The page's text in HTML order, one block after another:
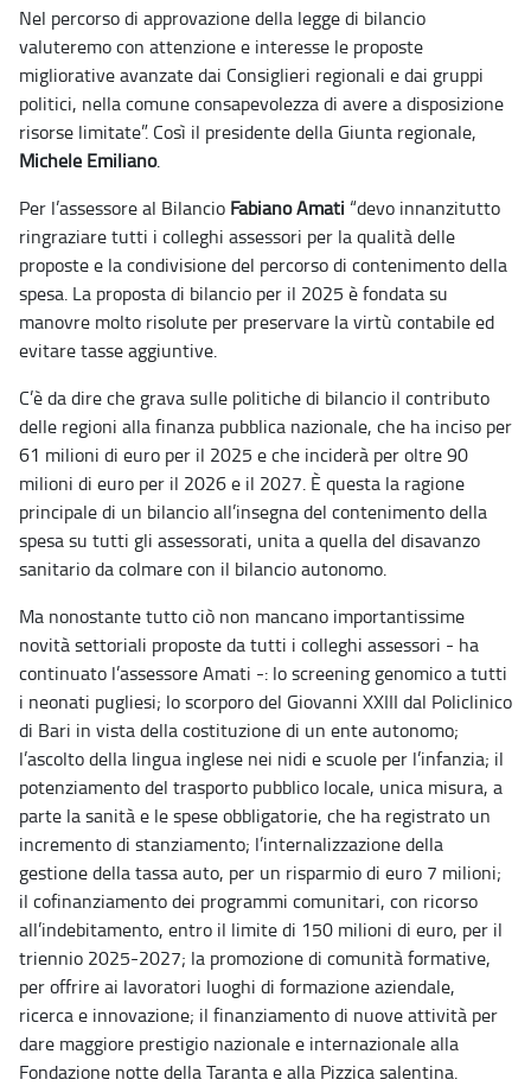
Nel percorso di approvazione della legge di bilancio
valuteremo con attenzione e interesse le proposte
migliorative avanzate dai Consiglieri regionali e dai gruppi
politici, nella comune consapevolezza di avere a disposizione
risorse limitate”. Così il presidente della Giunta regionale,
Michele Emiliano.
Per l’assessore al Bilancio Fabiano Amati “devo innanzitutto
ringraziare tutti i colleghi assessori per la qualità delle
proposte e la condivisione del percorso di contenimento della
spesa. La proposta di bilancio per il 2025 è fondata su
manovre molto risolute per preservare la virtù contabile ed
evitare tasse aggiuntive.
C’è da dire che grava sulle politiche di bilancio il contributo
delle regioni alla finanza pubblica nazionale, che ha inciso per
61 milioni di euro per il 2025 e che inciderà per oltre 90
milioni di euro per il 2026 e il 2027. È questa la ragione
principale di un bilancio all’insegna del contenimento della
spesa su tutti gli assessorati, unita a quella del disavanzo
sanitario da colmare con il bilancio autonomo.
Ma nonostante tutto ciò non mancano importantissime
novità settoriali proposte da tutti i colleghi assessori - ha
continuato l’assessore Amati -: lo screening genomico a tutti
i neonati pugliesi; lo scorporo del Giovanni XXIII dal Policlinico
di Bari in vista della costituzione di un ente autonomo;
l’ascolto della lingua inglese nei nidi e scuole per l’infanzia; il
potenziamento del trasporto pubblico locale, unica misura, a
parte la sanità e le spese obbligatorie, che ha registrato un
incremento di stanziamento; l’internalizzazione della
gestione della tassa auto, per un risparmio di euro 7 milioni;
il cofinanziamento dei programmi comunitari, con ricorso
all’indebitamento, entro il limite di 150 milioni di euro, per il
triennio 2025-2027; la promozione di comunità formative,
per offrire ai lavoratori luoghi di formazione aziendale,
ricerca e innovazione; il finanziamento di nuove attività per
dare maggiore prestigio nazionale e internazionale alla
Fondazione notte della Taranta e alla Pizzica salentina.